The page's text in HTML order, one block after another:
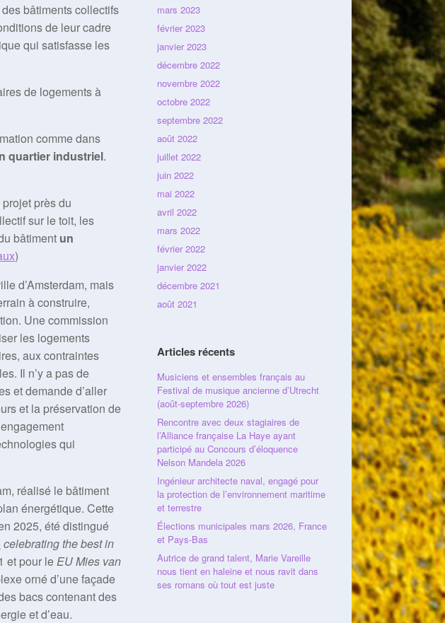
bâtiments collectifs
de leur cadre
qui satisfasse les
de logements à
comme dans
quartier industriel.
projet près du
sur le toit, les
bâtiment un
)
d’Amsterdam, mais
à construire,
Une commission
les logements
aux contraintes
Il n’y a pas de
et demande d’aller
et la préservation de
qui
réalisé le bâtiment
énergétique. Cette
2025, été distingué
celebrating the best in
et pour leEU Mies van
orné d’une façade
bacs contenant des
et d’eau.
mars 2023
février 2023
janvier 2023
décembre 2022
novembre 2022
octobre 2022
septembre 2022
août 2022
juillet 2022
juin 2022
mai 2022
avril 2022
mars 2022
février 2022
janvier 2022
décembre 2021
août 2021
Articles récents
Musiciens et ensembles français au
Festival de musique ancienne d’Utrecht
(août-septembre 2026)
Rencontre avec deux stagiaires de
l’Alliance française La Haye ayant
participé au Concours d’éloquence
Nelson Mandela 2026
Ingénieur architecte naval, engagé pour
la protection de l’environnement maritime
et terrestre
Élections municipales mars 2026, France
et Pays-Bas
Autrice de grand talent, Marie Vareille
nous tient en haleine et nous ravit dans
ses romans où tout est juste